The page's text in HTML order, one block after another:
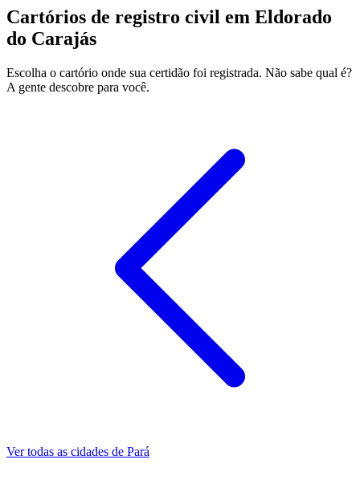
Cartórios de registro civil em Eldorado
do Carajás
Escolha o cartório onde sua certidão foi registrada. Não sabe qual é?
A gente descobre para você.
Ver todas as cidades de Pará